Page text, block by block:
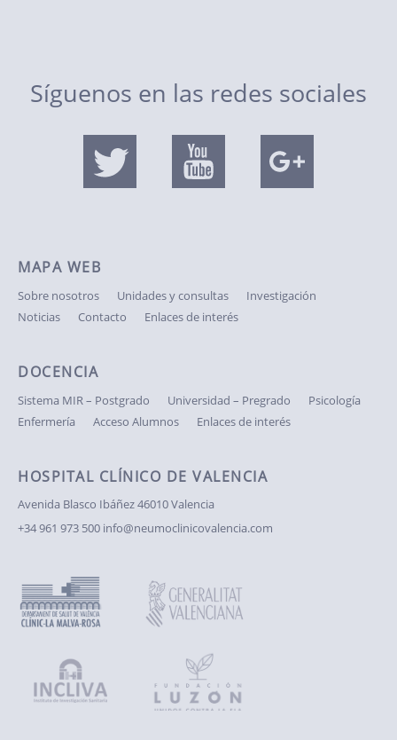
Síguenos en las redes sociales
HOSPITAL CLÍNICO DE VALENCIA
Avenida Blasco Ibáñez46010 Valencia
+34 961 973 500 info@neumoclinicovalencia.com
MAPA WEB
Sobre nosotros Unidades y consultas
Investigación
Noticias
Contacto Enlaces de interés
DOCENCIA
Sistema MIR – Postgrado Universidad – Pregrado
Psicología
Enfermería
Acceso Alumnos Enlaces de interés